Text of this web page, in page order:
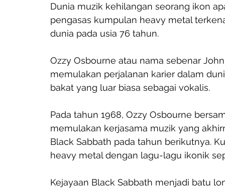
Dunia muzik kehilangan seorang ikon
pengasas kumpulan heavy metal
dunia pada usia 76 tahun.
Ozzy Osbourne atau nama sebenar
memulakan perjalanan karier dalam
bakat yang luar biasa sebagai vokalis.
Pada tahun 1968, Ozzy Osbourne
memulakan kerjasama muzik yang
Black Sabbath pada tahun berikutnya.
heavy metal dengan lagu-lagu ikonik
Kejayaan Black Sabbath menjadi batu